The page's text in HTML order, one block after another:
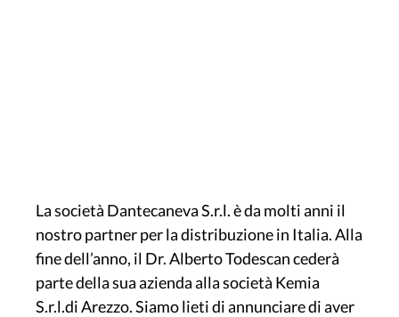
La società Dantecaneva S.r.l. è da molti anni il
nostro partner per la distribuzione in Italia. Alla
fine dell’anno, il Dr. Alberto Todescan cederà
parte della sua azienda alla società Kemia
S.r.l.di Arezzo. Siamo lieti di annunciare di aver